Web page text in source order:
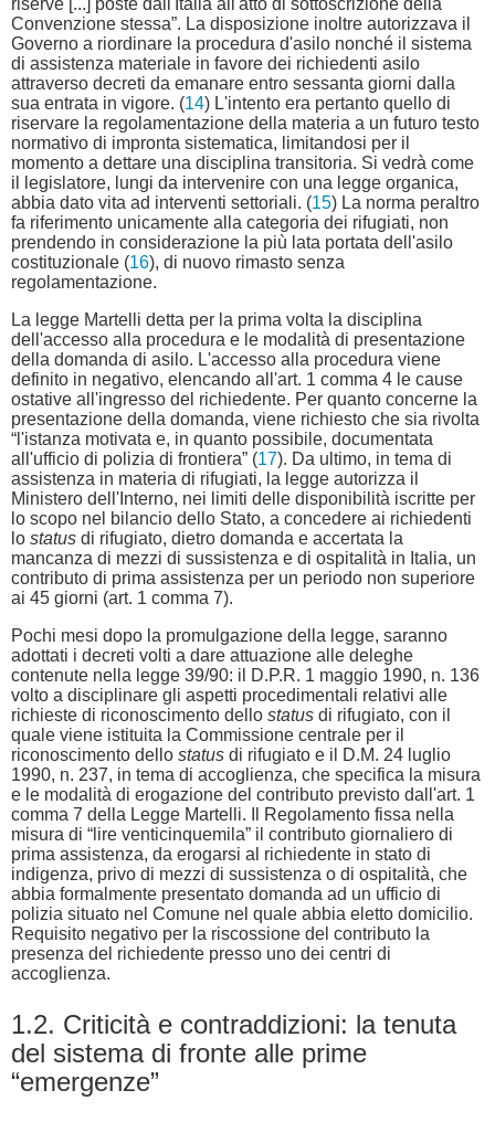
riserve [...] poste dall'Italia all'atto di sottoscrizione della
Convenzione stessa”. La disposizione inoltre autorizzava il
Governo a riordinare la procedura d'asilo nonché il sistema
di assistenza materiale in favore dei richiedenti asilo
attraverso decreti da emanare entro sessanta giorni dalla
sua entrata in vigore. (14) L'intento era pertanto quello di
riservare la regolamentazione della materia a un futuro testo
normativo di impronta sistematica, limitandosi per il
momento a dettare una disciplina transitoria. Si vedrà come
il legislatore, lungi da intervenire con una legge organica,
abbia dato vita ad interventi settoriali. (15) La norma peraltro
fa riferimento unicamente alla categoria dei rifugiati, non
prendendo in considerazione la più lata portata dell'asilo
costituzionale (16), di nuovo rimasto senza
regolamentazione.
La legge Martelli detta per la prima volta la disciplina
dell'accesso alla procedura e le modalità di presentazione
della domanda di asilo. L'accesso alla procedura viene
definito in negativo, elencando all'art. 1 comma 4 le cause
ostative all'ingresso del richiedente. Per quanto concerne la
presentazione della domanda, viene richiesto che sia rivolta
“l'istanza motivata e, in quanto possibile, documentata
all'ufficio di polizia di frontiera” (17). Da ultimo, in tema di
assistenza in materia di rifugiati, la legge autorizza il
Ministero dell'Interno, nei limiti delle disponibilità iscritte per
lo scopo nel bilancio dello Stato, a concedere ai richiedenti
lo status di rifugiato, dietro domanda e accertata la
mancanza di mezzi di sussistenza e di ospitalità in Italia, un
contributo di prima assistenza per un periodo non superiore
ai 45 giorni (art. 1 comma 7).
Pochi mesi dopo la promulgazione della legge, saranno
adottati i decreti volti a dare attuazione alle deleghe
contenute nella legge 39/90: il D.P.R. 1 maggio 1990, n. 136
volto a disciplinare gli aspetti procedimentali relativi alle
richieste di riconoscimento dello status di rifugiato, con il
quale viene istituita la Commissione centrale per il
riconoscimento dello status di rifugiato e il D.M. 24 luglio
1990, n. 237, in tema di accoglienza, che specifica la misura
e le modalità di erogazione del contributo previsto dall'art. 1
comma 7 della Legge Martelli. Il Regolamento fissa nella
misura di “lire venticinquemila” il contributo giornaliero di
prima assistenza, da erogarsi al richiedente in stato di
indigenza, privo di mezzi di sussistenza o di ospitalità, che
abbia formalmente presentato domanda ad un ufficio di
polizia situato nel Comune nel quale abbia eletto domicilio.
Requisito negativo per la riscossione del contributo la
presenza del richiedente presso uno dei centri di
accoglienza.
1.2. Criticità e contraddizioni: la tenuta
del sistema di fronte alle prime
“emergenze”